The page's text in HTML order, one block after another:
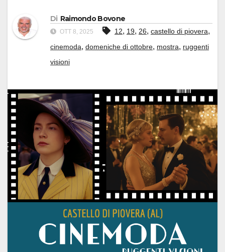
Di Raimondo Bovone
OTT 8, 2025 12, 19, 26, castello di piovera,
cinemoda, domeniche di ottobre, mostra, ruggenti
visioni